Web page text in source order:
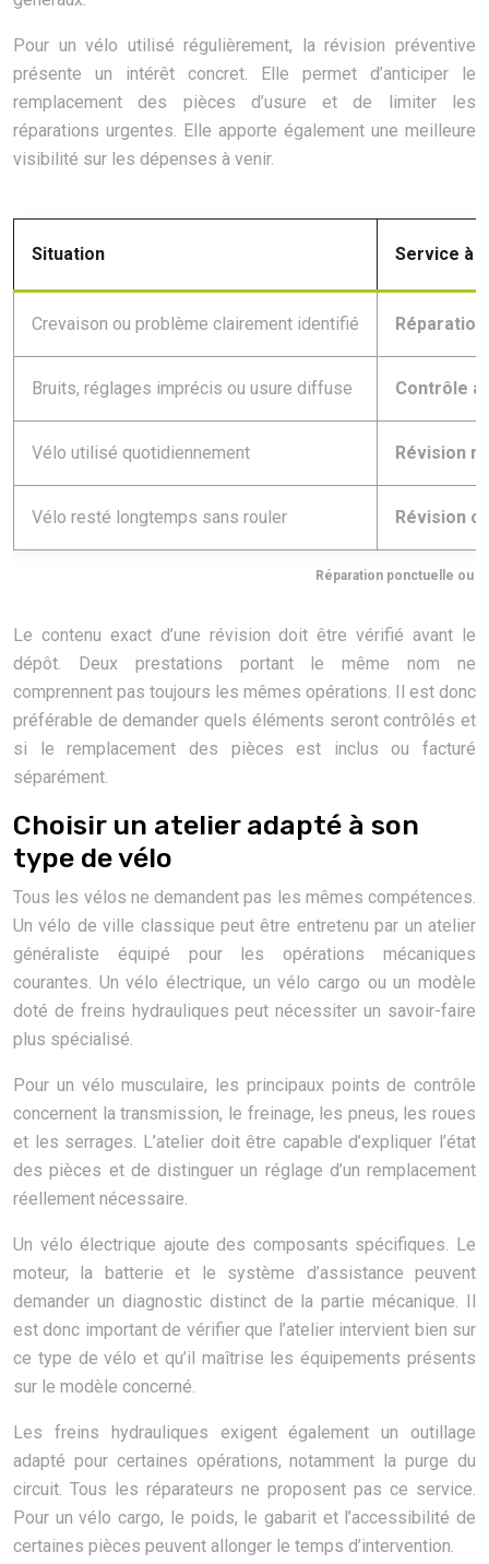
Pour un vélo utilisé régulièrement, la révision préventive
présente un intérêt concret. Elle permet d’anticiper le
remplacement des pièces d’usure et de limiter les
réparations urgentes. Elle apporte également une meilleure
visibilité sur les dépenses à venir.
Réparation ponctuelle ou
Situation Service à
Crevaison ou problème clairement identifié
Bruits, réglages imprécis ou usure diffuse Contrôle
Vélo utilisé quotidiennement Révision
Vélo resté longtemps sans rouler Révision
Le contenu exact d’une révision doit être vérifié avant le
dépôt. Deux prestations portant le même nom ne
comprennent pas toujours les mêmes opérations. Il est donc
préférable de demander quels éléments seront contrôlés et
si le remplacement des pièces est inclus ou facturé
séparément.
Choisir un atelier adapté à son
type de vélo
Tous les vélos ne demandent pas les mêmes compétences.
Un vélo de ville classique peut être entretenu par un atelier
généraliste équipé pour les opérations mécaniques
courantes. Un vélo électrique, un vélo cargo ou un modèle
doté de freins hydrauliques peut nécessiter un savoir-faire
plus spécialisé.
Pour un vélo musculaire, les principaux points de contrôle
concernent la transmission, le freinage, les pneus, les roues
et les serrages. L’atelier doit être capable d’expliquer l’état
des pièces et de distinguer un réglage d’un remplacement
réellement nécessaire.
Un vélo électrique ajoute des composants spécifiques. Le
moteur, la batterie et le système d’assistance peuvent
demander un diagnostic distinct de la partie mécanique. Il
est donc important de vérifier que l’atelier intervient bien sur
ce type de vélo et qu’il maîtrise les équipements présents
sur le modèle concerné.
Les freins hydrauliques exigent également un outillage
adapté pour certaines opérations, notamment la purge du
circuit. Tous les réparateurs ne proposent pas ce service.
Pour un vélo cargo, le poids, le gabarit et l’accessibilité de
certaines pièces peuvent allonger le temps d’intervention.